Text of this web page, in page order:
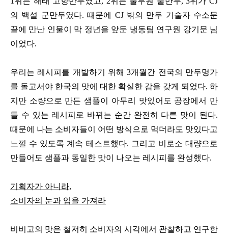
의 백설 군만두였다. 때문에 CJ 밖의 만두 기술자 수소문
끝에 만난 인물이 막 정년을 앞둔 냉동팀 연구원 강기문 님
이었다.
우리는 레시피를 개발하기 위해 3개월간 전국의 만두명가
를 돌고서야 한국의 맛에 대한 확실한 감을 갖게 되었다. 하
지만 소량으로 만든 샘플이 아무리 맛있어도 공장에서 만
들 수 있는 레시피로 바뀌는 순간 완전히 다른 맛이 된다.
때문에 나는 소비자들이 어떤 방식으로 먹더라도 맛있다고
느낄 수 있도록 계속 테스트했다. 그리고 비로소 대량으로
만들어도 샘플과 동일한 맛이 나오는 레시피를 완성했다.
기획자가 아니라,
소비자의 눈과 입을 가져라
비비고의 맛은 철저히 소비자의 시각에서 관찰하고 연구한